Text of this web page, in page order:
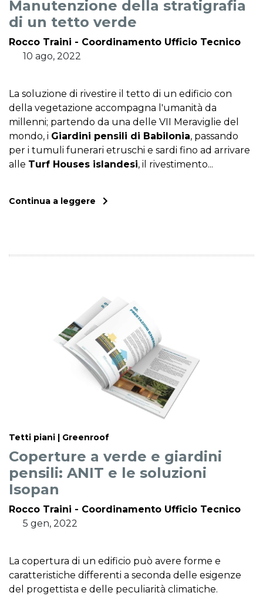
Manutenzione della stratigrafia
di un tetto verde
Rocco Traini - Coordinamento Ufficio Tecnico
10 ago, 2022
La soluzione di rivestire il tetto di un edificio con
della vegetazione accompagna l'umanità da
millenni; partendo da una delle VII Meraviglie del
mondo, i Giardini pensili di Babilonia, passando
per i tumuli funerari etruschi e sardi fino ad arrivare
alle Turf Houses islandesi, il rivestimento...
Continua a leggere
Tetti piani | Greenroof
Coperture a verde e giardini
pensili: ANIT e le soluzioni
Isopan
Rocco Traini - Coordinamento Ufficio Tecnico
5 gen, 2022
La copertura di un edificio può avere forme e
caratteristiche differenti a seconda delle esigenze
del progettista e delle peculiarità climatiche.